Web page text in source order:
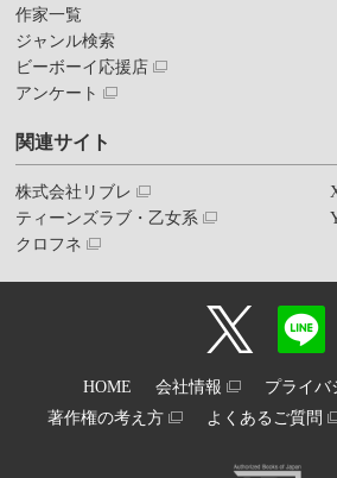
作家一覧
ジャンル検索
ビーボーイ応援店
アンケート
関連サイト
株式会社リブレ
ティーンズラブ・乙女系
クロフネ
HOME 会社情報
プライバ
著作権の考え方
よくあるご質問